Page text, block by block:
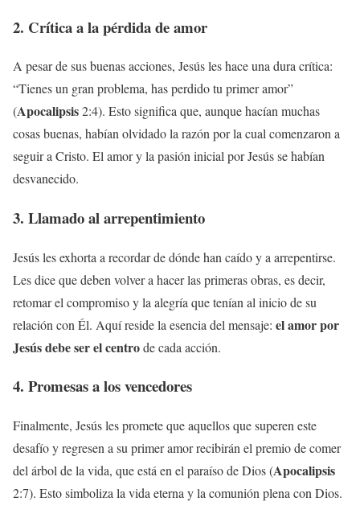
2. Crítica a la pérdida de amor
A pesar de sus buenas acciones, Jesús les hace una dura crítica:
“Tienes un gran problema, has perdido tu primer amor”
(Apocalipsis2:4). Esto significa que, aunque hacían muchas
cosas buenas, habían olvidado la razón por la cual comenzaron a
seguir a Cristo. El amor y la pasión inicial por Jesús se habían
desvanecido.
3. Llamado al arrepentimiento
Jesús les exhorta a recordar de dónde han caído y a arrepentirse.
Les dice que deben volver a hacer las primeras obras, es decir,
retomar el compromiso y la alegría que tenían al inicio de su
relación con Él. Aquí reside la esencia del mensaje: el amor por
Jesús debe ser el centrode cada acción.
4. Promesas a los vencedores
Finalmente, Jesús les promete que aquellos que superen este
desafío y regresen a su primer amor recibirán el premio de comer
del árbol de la vida, que está en el paraíso de Dios (Apocalipsis
2:7). Esto simboliza la vida eterna y la comunión plena con Dios.